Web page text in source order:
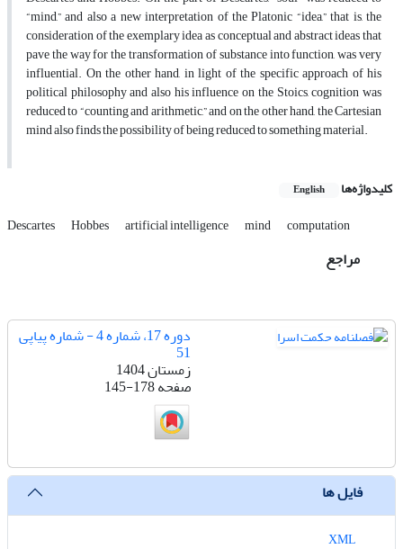
“mind,” and also a new interpretation of the Platonic “idea,” that is, the
consideration of the exemplary idea as conceptual and abstract ideas that
pave the way for the transformation of substance into function, was very
influential. On the other hand, in light of the specific approach of his
political philosophy and also his influence on the Stoics, cognition was
reduced to “counting and arithmetic,” and on the other hand, the Cartesian
mind also finds the possibility of being reduced to something material.
کلیدواژه‌ها English
Descartes Hobbes artificial intelligence mind computation
مراجع
دوره 17، شماره 4 - شماره پیاپی
51
زمستان 1404
صفحه145-178
فایل ها